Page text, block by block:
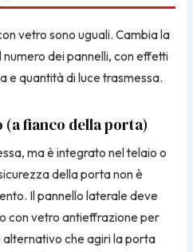
vetro sono uguali. Cambia la
dei pannelli, con effetti
e quantità di luce trasmessa.
(a fianco della porta)
ma è integrato nel telaio o
della porta non è
Il pannello laterale deve
con vetro antieffrazione per
che agiri la porta